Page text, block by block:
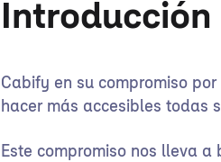
Introducción
Cabify en su compromiso
hacer más accesibles todas
Este compromiso nos lleva